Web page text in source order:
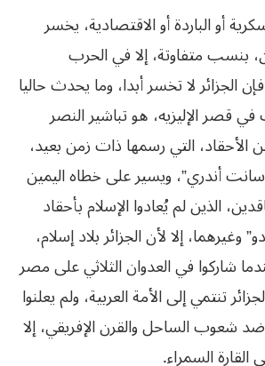
أو الباردة أو الاقتصادية، يخسر
بنسب متفاوتة، إلا في الحرب
الجزائر لا تخسر أبدا، وما يحدث حاليا
قصر الإليزيه، هو تباشير النصر
الأحقاد، التي رسمها ذات زمن بعيد،
أندري”، ويسير على خطاه اليمين
الذين لم يُعادوا الإسلام بأحقاد
وغيرهما، إلا لأن الجزائر بلاد إسلام،
شاركوا في العدوان الثلاثي على مصر
لأن الجزائر تنتمي إلى الأمة العربية، ولم يعلنوا
شعوب الساحل والقرن الإفريقي، إلا
القارة السمراء.